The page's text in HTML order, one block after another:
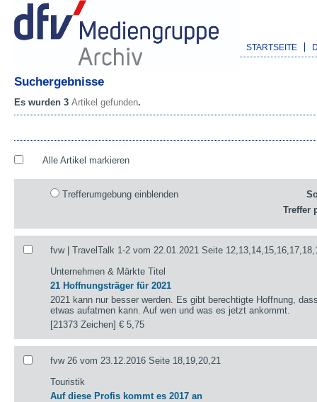
STARTSEITE
Suchergebnisse
Es wurden 3 Artikel gefunden.
Alle Artikel markieren
Trefferumgebung einblenden
Treffer
fvw | TravelTalk 1-2 vom 22.01.2021 Seite
Unternehmen & Märkte Titel
21 Hoffnungsträger für 2021
2021 kann nur besser werden. Es gibt berechtigte Hoffnung,
etwas aufatmen kann. Auf wen und was es jetzt ankommt.
[21373 Zeichen]€ 5,75
fvw 26 vom 23.12.2016 Seite 18,19,20,21
Touristik
Auf diese Profis kommt es 2017 an